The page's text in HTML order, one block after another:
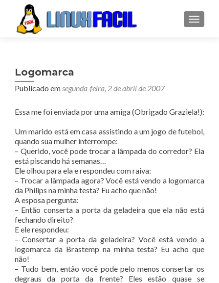
Logomarca
Publicado emsegunda-feira, 2 de abril de 2007
Essa me foi enviada por uma amiga (Obrigado Graziela!):
Um marido está em casa assistindo a um jogo de futebol,
quando sua mulher interrompe:
– Querido, você pode trocar a lâmpada do corredor? Ela
está piscando há semanas…
Ele olhou para ela e respondeu com raiva:
– Trocar a lâmpada agora? Você está vendo a logomarca
da Philips na minha testa? Eu acho que não!
A esposa pergunta:
– Então conserta a porta da geladeira que ela não está
fechando direito?
E ele respondeu:
– Consertar a porta da geladeira? Você está vendo a
logomarca da Brastemp na minha testa? Eu acho que
não!
– Tudo bem, então você pode pelo menos consertar os
degraus da porta da frente? Eles estão quase se